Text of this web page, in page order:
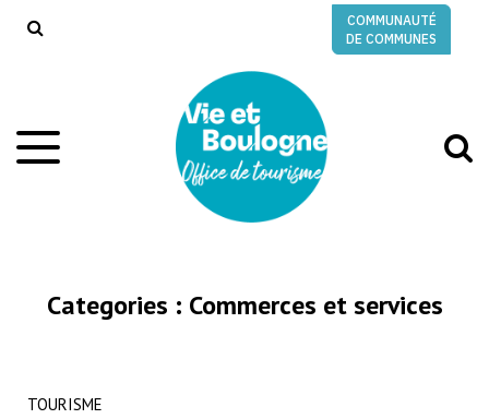
COMMUNAUTÉ
DE COMMUNES
Aller
à
Categories : Commerces et services
TOURISME